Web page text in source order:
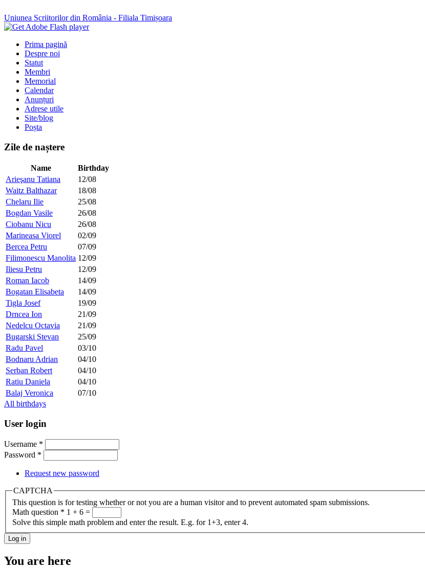
Uniunea Scriitorilor din România - Filiala Timișoara
Prima pagină
Despre noi
Statut
Membri
Memorial
Calendar
Anunțuri
Adrese utile
Site/blog
Poșta
Zile de naștere
Name
Birthday
Arieşanu Tatiana
12/08
Waitz Balthazar
18/08
Chelaru Ilie
25/08
Bogdan Vasile
26/08
Ciobanu Nicu
26/08
Marineasa Viorel
02/09
Bercea Petru
07/09
Filimonescu Manolita 12/09
Iliesu Petru
12/09
Roman Iacob
14/09
Bogatan Elisabeta
14/09
Tigla Josef
19/09
Drncea Ion
21/09
Nedelcu Octavia
21/09
Bugarski Stevan
25/09
Radu Pavel
03/10
Bodnaru Adrian
04/10
Serban Robert
04/10
Ratiu Daniela
04/10
Balaj Veronica
07/10
All birthdays
User login
Username *
Password *
Request new password
CAPTCHA
This question is for testing whether or not you are a human visitor and to prevent automated spam submissions.
Math question * 1 + 6 =
Solve this simple math problem and enter the result. E.g. for 1+3, enter 4.
You are here